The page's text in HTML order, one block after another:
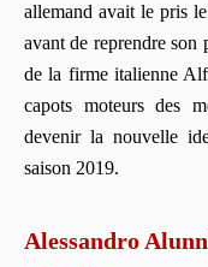
allemand avait le pris
avant de reprendre son
de la firme italienne
capots moteurs des
devenir la nouvelle
saison 2019.
Alessandro